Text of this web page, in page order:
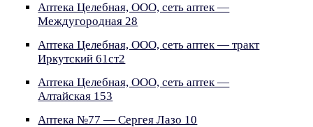
Аптека Целебная, ООО, сеть аптек —
Междугородная 28
Аптека Целебная, ООО, сеть аптек — тракт
Иркутский 61ст2
Аптека Целебная, ООО, сеть аптек —
Алтайская 153
Аптека №77 — Сергея Лазо 10